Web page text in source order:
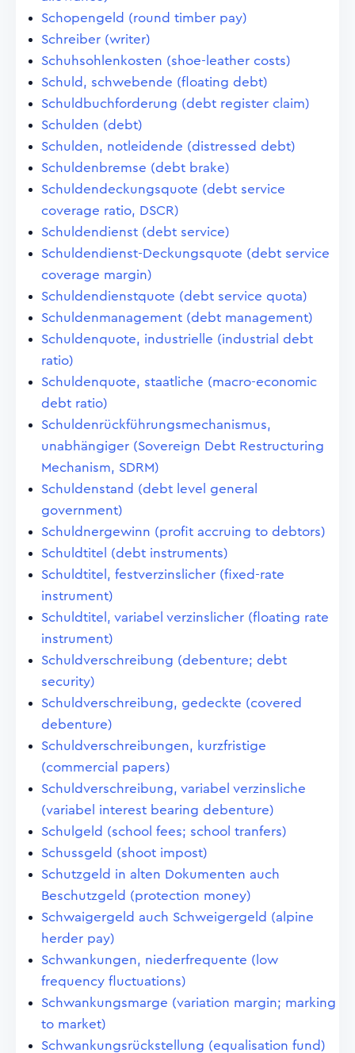
Schopengeld (round timber pay)
Schreiber (writer)
Schuhsohlenkosten (shoe-leather costs)
Schuld, schwebende (floating debt)
Schuldbuchforderung (debt register claim)
Schulden (debt)
Schulden, notleidende (distressed debt)
Schuldenbremse (debt brake)
Schuldendeckungsquote (debt service
coverage ratio, DSCR)
Schuldendienst (debt service)
Schuldendienst-Deckungsquote (debt service
coverage margin)
Schuldendienstquote (debt service quota)
Schuldenmanagement (debt management)
Schuldenquote, industrielle (industrial debt
ratio)
Schuldenquote, staatliche (macro-economic
debt ratio)
Schuldenrückführungsmechanismus,
unabhängiger (Sovereign Debt Restructuring
Mechanism, SDRM)
Schuldenstand (debt level general
government)
Schuldnergewinn (profit accruing to debtors)
Schuldtitel (debt instruments)
Schuldtitel, festverzinslicher (fixed-rate
instrument)
Schuldtitel, variabel verzinslicher (floating rate
instrument)
Schuldverschreibung (debenture; debt
security)
Schuldverschreibung, gedeckte (covered
debenture)
Schuldverschreibungen, kurzfristige
(commercial papers)
Schuldverschreibung, variabel verzinsliche
(variabel interest bearing debenture)
Schulgeld (school fees; school tranfers)
Schussgeld (shoot impost)
Schutzgeld in alten Dokumenten auch
Beschutzgeld (protection money)
Schwaigergeld auch Schweigergeld (alpine
herder pay)
Schwankungen, niederfrequente (low
frequency fluctuations)
Schwankungsmarge (variation margin; marking
to market)
Schwankungsrückstellung (equalisation fund)